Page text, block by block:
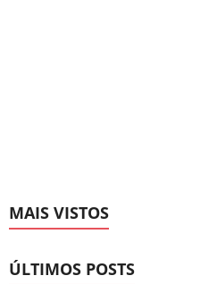
MAIS VISTOS
ÚLTIMOS POSTS